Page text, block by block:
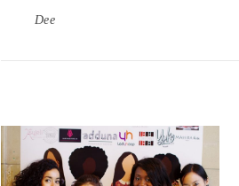
Dee